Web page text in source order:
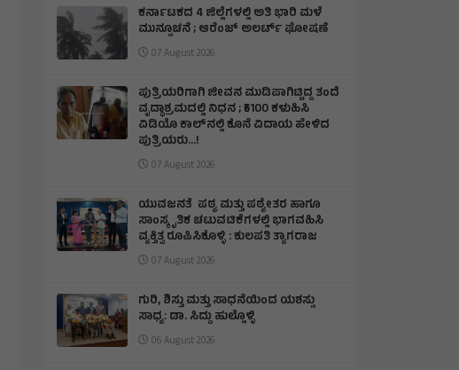
ಕರ್ನಾಟಕದ 4 ಜಿಲ್ಲೆಗಳಲ್ಲಿ ಅತಿ ಭಾರಿ ಮಳೆ
ಮುನ್ಸೂಚನೆ ; ಆರೆಂಜ್‌ ಅಲರ್ಟ್‌ ಘೋಷಣೆ
07 August 2026
ಪುತ್ರಿಯರಿಗಾಗಿ ಜೀವನ ಮುಡಿಪಾಗಿಟ್ಟಿದ್ದ ತಂದೆ
ವೃದ್ಧಾಶ್ರಮದಲ್ಲಿ ನಿಧನ ; ₹5100 ಕಳುಹಿಸಿ
ವಿಡಿಯೊ ಕಾಲ್‌ನಲ್ಲಿ ಕೊನೆ ವಿದಾಯ ಹೇಳಿದ
ಪುತ್ರಿಯರು...!
07 August 2026
ಯುವಜನತೆ ಪಠ್ಯ ಮತ್ತು ಪಠ್ಯೇತರ ಹಾಗೂ
ಸಾಂಸ್ಕೃತಿಕ ಚಟುವಟಿಕೆಗಳಲ್ಲಿ ಭಾಗವಹಿಸಿ
ವ್ಯಕ್ತಿತ್ವ ರೂಪಿಸಿಕೊಳ್ಳಿ : ಕುಲಪತಿ ತ್ಯಾಗರಾಜ
07 August 2026
ಗುರಿ, ಶಿಸ್ತು ಮತ್ತು ಸಾಧನೆಯಿಂದ ಯಶಸ್ಸು
ಸಾಧ್ಯ: ಡಾ. ಸಿದ್ದು ಹುಲ್ಲೊಳ್ಳಿ
06 August 2026